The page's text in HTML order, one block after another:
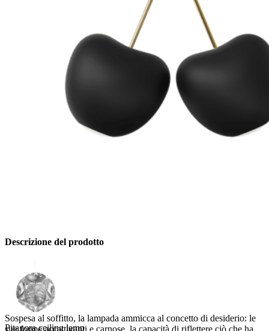
Descrizione del prodotto
Pitagora ceiling lamp
Sospesa al soffitto, la lampada ammicca al concetto di desiderio: le
sue forme accattivanti e carnose, la capacità di riflettere ciò che ha